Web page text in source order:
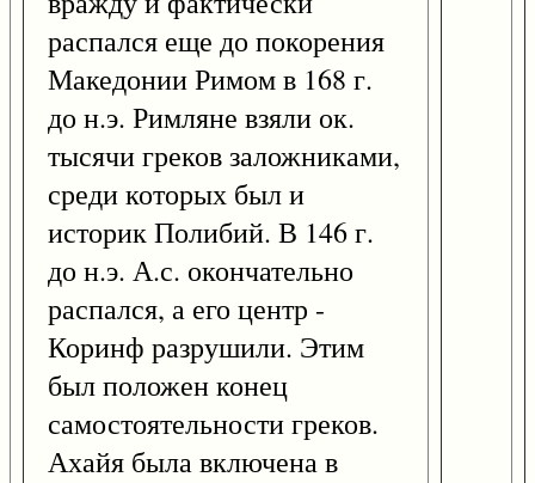
распался еще до покорения
Македонии Римом в 168 г.
до н.э. Римляне взяли ок.
тысячи греков заложниками,
среди которых был и
историк Полибий. В 146 г.
до н.э. А.с. окончательно
распался, а его центр -
Коринф разрушили. Этим
был положен конец
самостоятельности греков.
Ахайя была включена в